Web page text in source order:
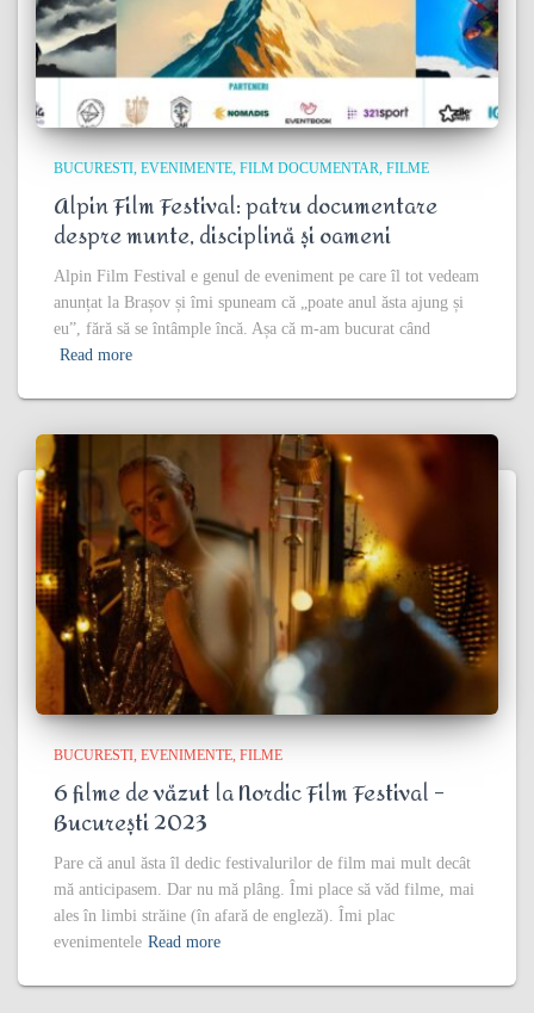
BUCURESTI EVENIMENTE FILM DOCUMENTAR FILME
Alpin Film Festival: patru documentare
despre munte, disciplină și oameni
Alpin Film Festival e genul de eveniment pe care îl tot vedeam
anunțat la Brașov și îmi spuneam că „poate anul ăsta ajung și
eu”, fără să se întâmple încă. Așa că m-am bucurat când
Read more
BUCURESTI EVENIMENTE FILME
6 filme de văzut la Nordic Film Festival –
București 2023
Pare că anul ăsta îl dedic festivalurilor de film mai mult decât
mă anticipasem. Dar nu mă plâng. Îmi place să văd filme, mai
ales în limbi străine (în afară de engleză). Îmi plac
evenimentele Read more